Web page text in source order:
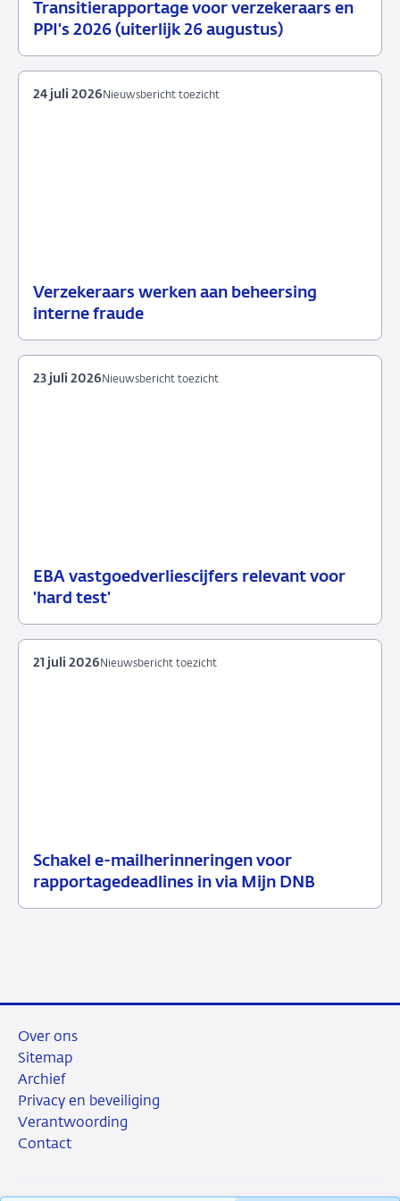
Transitierapportage voor verzekeraars en
PPI's 2026 (uiterlijk 26 augustus)
29
Nieuwsbericht
Verzekeraars werken aan beheersing
interne fraude
24
Nieuwsbericht
Nieuwsbericht toezicht
24 juli 2026
EBA vastgoedverliescijfers relevant voor
'hard test'
23
Nieuwsbericht
Nieuwsbericht toezicht
23 juli 2026
Schakel e-mailherinneringen voor
rapportagedeadlines in via Mijn DNB
21
Nieuwsbericht
Nieuwsbericht toezicht
21 juli 2026
Over ons
Sitemap
Archief
Privacy en beveiliging
Verantwoording
Contact